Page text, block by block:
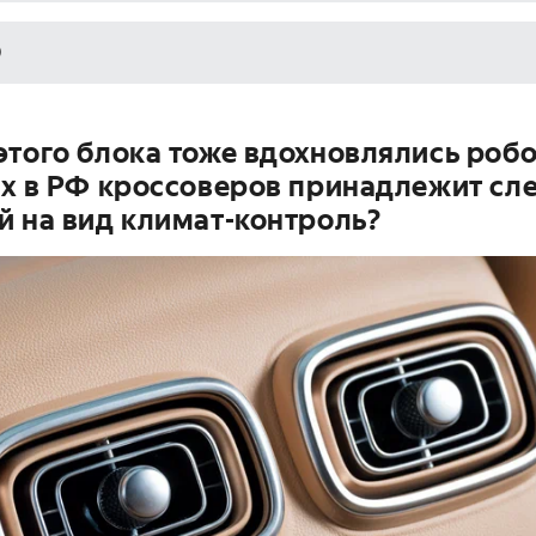
блока тоже вдохновлялись
в РФ кроссоверов принадлежит
на вид климат-контроль?